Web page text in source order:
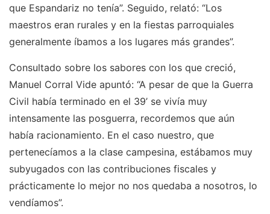
que Espandariz no tenía”. Seguido, relató: “Los
maestros eran rurales y en la fiestas parroquiales
generalmente íbamos a los lugares más grandes”.
Consultado sobre los sabores con los que creció,
Manuel Corral Vide apuntó: “A pesar de que la Guerra
Civil había terminado en el 39’ se vivía muy
intensamente las posguerra, recordemos que aún
había racionamiento. En el caso nuestro, que
pertenecíamos a la clase campesina, estábamos muy
subyugados con las contribuciones fiscales y
prácticamente lo mejor no nos quedaba a nosotros, lo
vendíamos”.